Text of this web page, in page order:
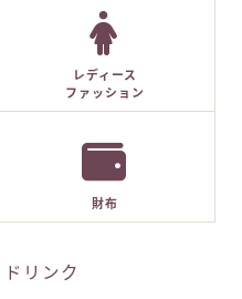
レディース
ファッション
財布
リンク